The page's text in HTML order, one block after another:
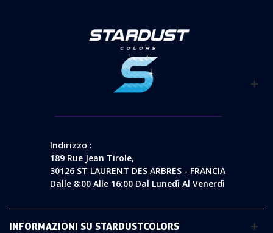
Indirizzo :
189 Rue Jean Tirole,
30126 ST LAURENT DES ARBRES - FRANCIA
Dalle 8:00 Alle 16:00 Dal Lunedì Al Venerdì
INFORMAZIONI SU STARDUSTCOLORS